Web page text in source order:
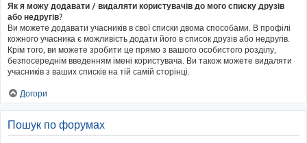
Як я можу додавати / видаляти користувачів до мого списку друзів
або недругів?
Ви можете додавати учасників в свої списки двома способами. В профілі
кожного учасника є можливість додати його в список друзів або недругів.
Крім того, ви можете зробити це прямо з вашого особистого розділу,
безпосереднім введенням імені користувача. Ви також можете видаляти
учасників з ваших списків на тій самій сторінці.
Догори
Пошук по форумах